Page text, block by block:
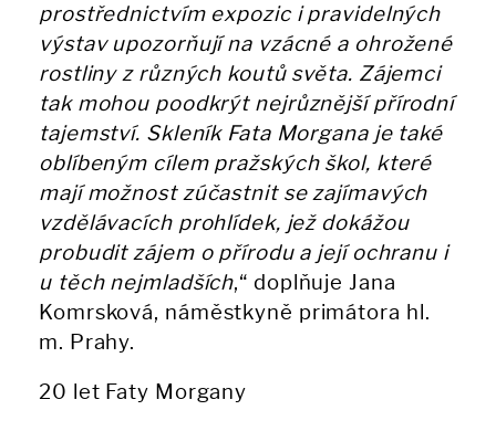
prostřednictvím expozic i pravidelných
výstav upozorňují na vzácné a ohrožené
rostliny z různých koutů světa. Zájemci
tak mohou poodkrýt nejrůznější přírodní
tajemství. Skleník Fata Morgana je také
oblíbeným cílem pražských škol, které
mají možnost zúčastnit se zajímavých
vzdělávacích prohlídek, jež dokážou
probudit zájem o přírodu a její ochranu i
u těch nejmladších,“ doplňuje Jana
Komrsková, náměstkyně primátora hl.
m. Prahy.
20 let Faty Morgany